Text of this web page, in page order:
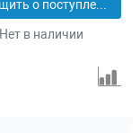
Сообщить о поступлении
Нет в наличии